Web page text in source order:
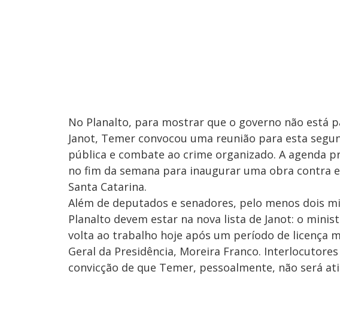
No Planalto, para mostrar que o governo não está
Janot, Temer convocou uma reunião para esta
pública e combate ao crime organizado. A agenda
no fim da semana para inaugurar uma obra contra
Santa Catarina.
Além de deputados e senadores, pelo menos dois
Planalto devem estar na nova lista de Janot: o
volta ao trabalho hoje após um período de licença
Geral da Presidência, Moreira Franco.
convicção de que Temer, pessoalmente, não será